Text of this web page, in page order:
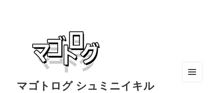
マゴトログ シュミニイキル